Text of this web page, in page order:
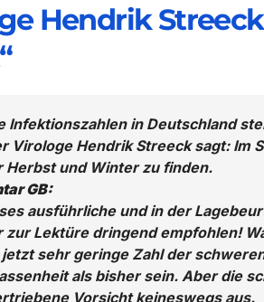
Hendrik
Infektionszahlen in Deutschland
Virologe Hendrik Streeck sagt: Im
Herbst und Winter zu finden.
GB:
ausführliche und in der
zur Lektüre dringend empfohlen!
jetzt sehr geringe Zahl der
als bisher sein. Aber die
Vorsicht keineswegs aus.